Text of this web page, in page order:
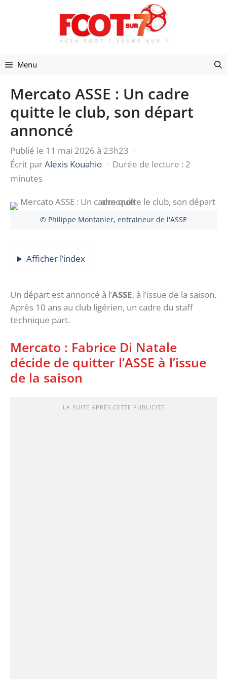
Menu
Mercato ASSE : Un cadre
quitte le club, son départ
annoncé
Publié le 11 mai 2026 à 23h23 ·
Écrit parAlexis Kouahio · Durée de lecture : 2
minutes
© Philippe Montanier, entraineur de l'ASSE
Afficher l’index
Un départ est annoncé à l’ASSE, à l’issue de la saison.
Après 10 ans au club ligérien, un cadre du staff
technique part.
Mercato : Fabrice Di Natale
décide de quitter l’ASSE à l’issue
de la saison
LA SUITE APRÈS CETTE PUBLICITÉ